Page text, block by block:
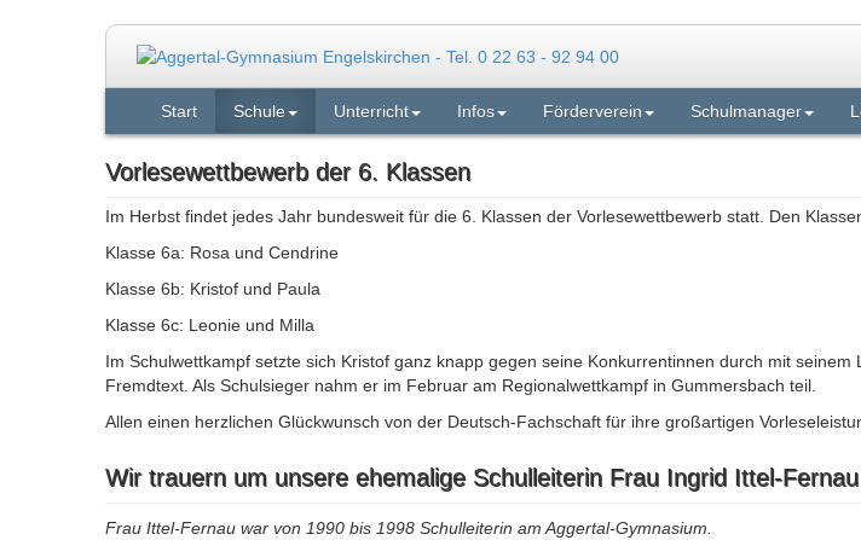
Start Schule Unterricht Infos Förderverein Schulmanager
Vorlesewettbewerb der 6. Klassen
Im Herbst findet jedes Jahr bundesweit für die 6. Klassen der Vorlesewettbewerb statt. Den
Klasse 6a: Rosa und Cendrine
Klasse 6b: Kristof und Paula
Klasse 6c: Leonie und Milla
Im Schulwettkampf setzte sich Kristof ganz knapp gegen seine Konkurrentinnen durch mit seinem
Fremdtext. Als Schulsieger nahm er im Februar am Regionalwettkampf in Gummersbach teil.
Allen einen herzlichen Glückwunsch von der Deutsch-Fachschaft für ihre großartigen
Wir trauern um unsere ehemalige Schulleiterin Frau Ingrid Ittel-Fernau
Frau Ittel-Fernau war von 1990 bis 1998 Schulleiterin am Aggertal-Gymnasium.